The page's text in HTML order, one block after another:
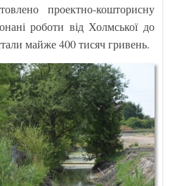
проектно-кошторисну
роботи від Холмської до
майже 400 тисяч гривень.